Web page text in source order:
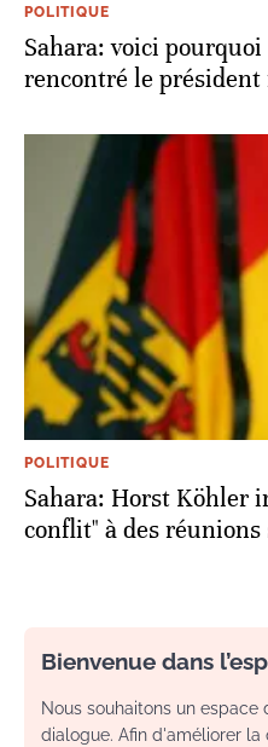
POLITIQUE
Sahara: voici
rencontré le
POLITIQUE
Sahara: Horst Köhler
conflit" à des réunions
Bienvenue dans
Nous souhaitons un espace
dialogue. Afin d'améliorer